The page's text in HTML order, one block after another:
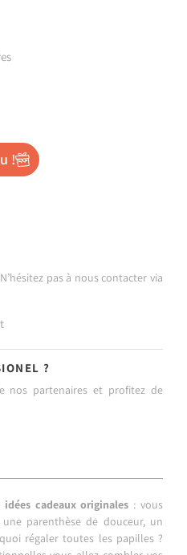
!
pas à nous contacter via
?
nos partenaires et profitez de
idées cadeaux originales : vous
parenthèse de douceur, un
régaler toutes les papilles ?